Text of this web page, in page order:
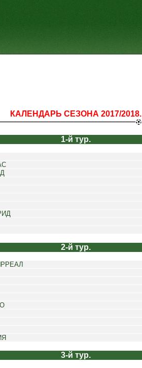
КАЛЕНДАРЬ СЕЗОНА 2017/2018.
1-й тур.
2-й тур.
3-й тур.